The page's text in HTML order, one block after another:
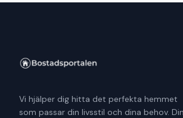
Vi hjälper dig hitta det perfekta hemmet
som passar din livsstil och dina behov. Din